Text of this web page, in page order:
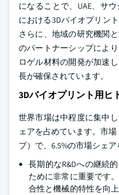
になることで、UAE、サ
における3Dバイオプリン
さらに、地域の研究機関
のパートナーシップによ
ロゲル材料の開発が加速
長が確保されています。
3Dバイオプリント用ヒ
世界市場は中程度に集中
ェアを占めています。市場
プ）で、6.5%の市場シェア
長期的なR&Dへの継続
ために非常に重要です
合性と機械的特性を向